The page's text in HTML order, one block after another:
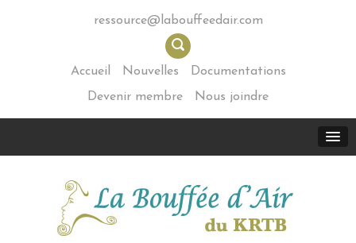
ressource@labouffeedair.com
Accueil Nouvelles
Documentations
Devenir membre
Nous joindre